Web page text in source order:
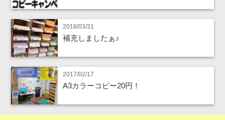
2018/03/31
補充しましたぁ♪
2017/02/17
A3カラーコピー20円！